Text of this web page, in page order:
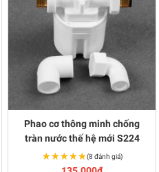
Phao cơ thông minh chống
tràn nước thế hệ mới S224
★★★★★
★★★★★(8 đánh giá)